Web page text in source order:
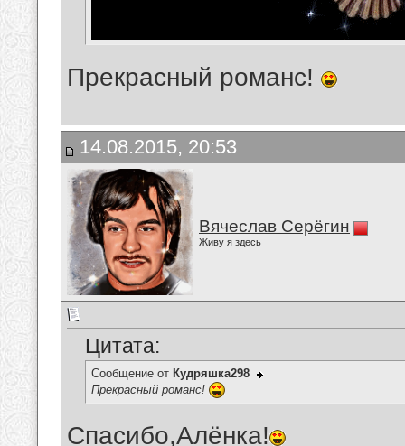
Прекрасный романс!
14.08.2015, 20:53
Вячеслав Серёгин
Живу я здесь
Цитата:
Сообщение от Кудряшка298
Прекрасный романс!
Спасибо,Алёнка!